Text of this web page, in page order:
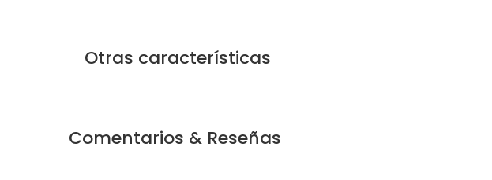
Otras características
Comentarios & Reseñas